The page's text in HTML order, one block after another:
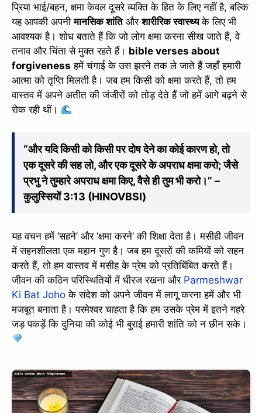
प्रिया भाई/बहन, क्षमा केवल दूसरे व्यक्ति के हित के लिए नहीं है, बल्कि
यह आपकी अपनीमानसिक शांतिऔरशारीरिक स्वास्थ्यके लिए भी
आवश्यक है। शोध बताते हैं कि जो लोग क्षमा करना सीख जाते हैं, वे
तनाव और चिंता से मुक्त रहते हैं। bible verses about
forgiveness हमें चंगाई के उस झरने तक ले जाते हैं जहाँ हमारी
आत्मा को तृप्ति मिलती है। जब हम किसी को क्षमा करते हैं, तो हम
वास्तव में अपने अतीत की जंजीरों को तोड़ देते हैं जो हमें आगे बढ़ने से
रोक रही थीं।
“और यदि किसी को किसी पर दोष देने का कोई कारण हो, तो
एक दूसरे की सह लो, और एक दूसरे के अपराध क्षमा करो; जैसे
प्रभु ने तुम्हारे अपराध क्षमा किए, वैसे ही तुम भी करो।” –
कुलुस्सियों 3:13 (HINOVBSI)
यह वचन हमें ‘सहने’ और ‘क्षमा करने’ की शिक्षा देता है। मसीही जीवन
में सहनशीलता एक महान गुण है। जब हम दूसरों की कमियों को सहन
करते हैं, तो हम वास्तव में मसीह के प्रेम को प्रतिबिंबित करते हैं।
जीवन की कठिन परिस्थितियों में धीरज रखना और Parmeshwar
Ki Bat Joho के संदेश को अपने जीवन में लागू करना हमें और भी
मजबूत बनाता है। परमेश्वर चाहता है कि हम उसके प्रेम में इतने गहरे
जड़ पकड़ें कि दुनिया की कोई भी बुराई हमारी शांति को न छीन सके।